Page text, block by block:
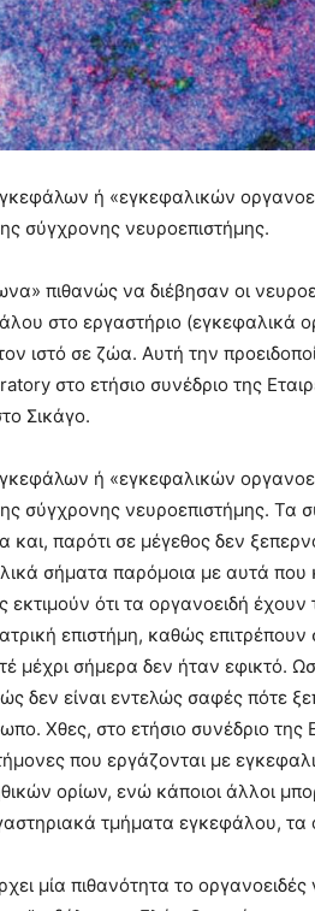
ή «εγκεφαλικών
σύγχρονης νευροεπιστήμης.
πιθανώς να διέβησαν οι
στο εργαστήριο (εγκεφαλικά
ιστό σε ζώα. Αυτή την
στο ετήσιο συνέδριο της
Σικάγο.
ή «εγκεφαλικών
σύγχρονης νευροεπιστήμης. Τα
παρότι σε μέγεθος δεν
σήματα παρόμοια με αυτά
εκτιμούν ότι τα οργανοειδή
επιστήμη, καθώς
μέχρι σήμερα δεν ήταν εφικτό.
δεν είναι εντελώς σαφές πότε
Χθες, στο ετήσιο συνέδριο της
που εργάζονται με
ορίων, ενώ κάποιοι άλλοι
τμήματα εγκεφάλου, τα
μία πιθανότητα το